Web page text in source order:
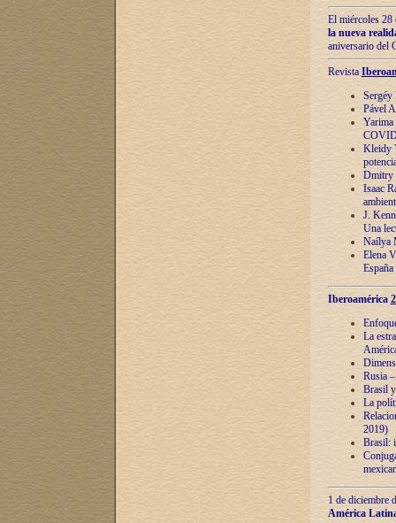
El miércoles 28
la nueva
aniversario del
Revista
Sergéy
Pável
Yarima
Kleidy
Dmitry
Isaac
J.
Una
Naílya
Elena
España
Iberoamérica
La
Rusia
Brasil
La
2019)
Brasil:
1 de diciembre
América